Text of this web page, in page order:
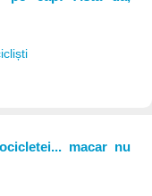
macar nu